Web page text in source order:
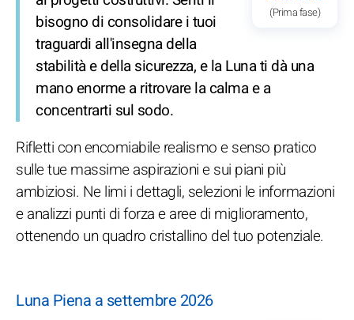
(Prima fase)
bisogno di consolidare i tuoi
traguardi all'insegna della
stabilità e della sicurezza, e la Luna ti dà una
mano enorme a ritrovare la calma e a
concentrarti sul sodo.
Rifletti con encomiabile realismo e senso pratico
sulle tue massime aspirazioni e sui piani più
ambiziosi. Ne limi i dettagli, selezioni le informazioni
e analizzi punti di forza e aree di miglioramento,
ottenendo un quadro cristallino del tuo potenziale.
Luna Piena a settembre 2026